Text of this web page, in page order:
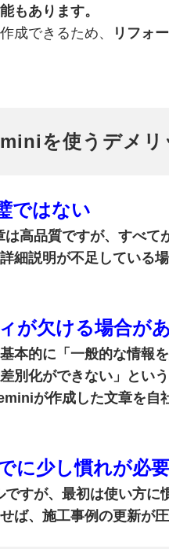
もあります。
成できるため、
リフォ
を使うデメリ
ではない
高品質ですが、 すべて
細説明が不足している
が欠ける場合が
本的に「一般的な情報
別化ができない」という
が作成した文章を自
に少し慣れが必要
すが、 最初は使い方に
ば、施工事例の更新が